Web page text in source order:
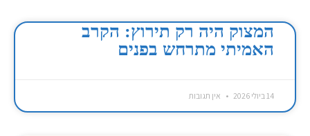
המצוק היה רק תירוץ: הקרב
האמיתי מתרחש בפנים
14 ביולי 2026 אין תגובות